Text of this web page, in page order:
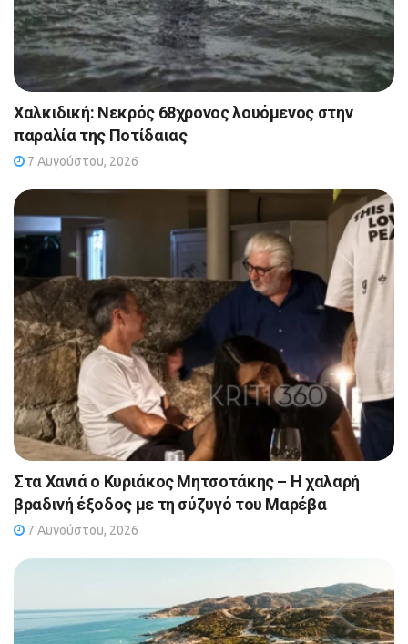
Χαλκιδική: Νεκρός 68χρονος λουόμενος στην
παραλία της Ποτίδαιας
7 Αυγούστου, 2026
Στα Χανιά ο Κυριάκος Μητσοτάκης – Η χαλαρή
βραδινή έξοδος με τη σύζυγό του Μαρέβα
7 Αυγούστου, 2026